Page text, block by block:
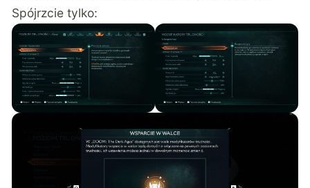
Spójrzcie tylko: